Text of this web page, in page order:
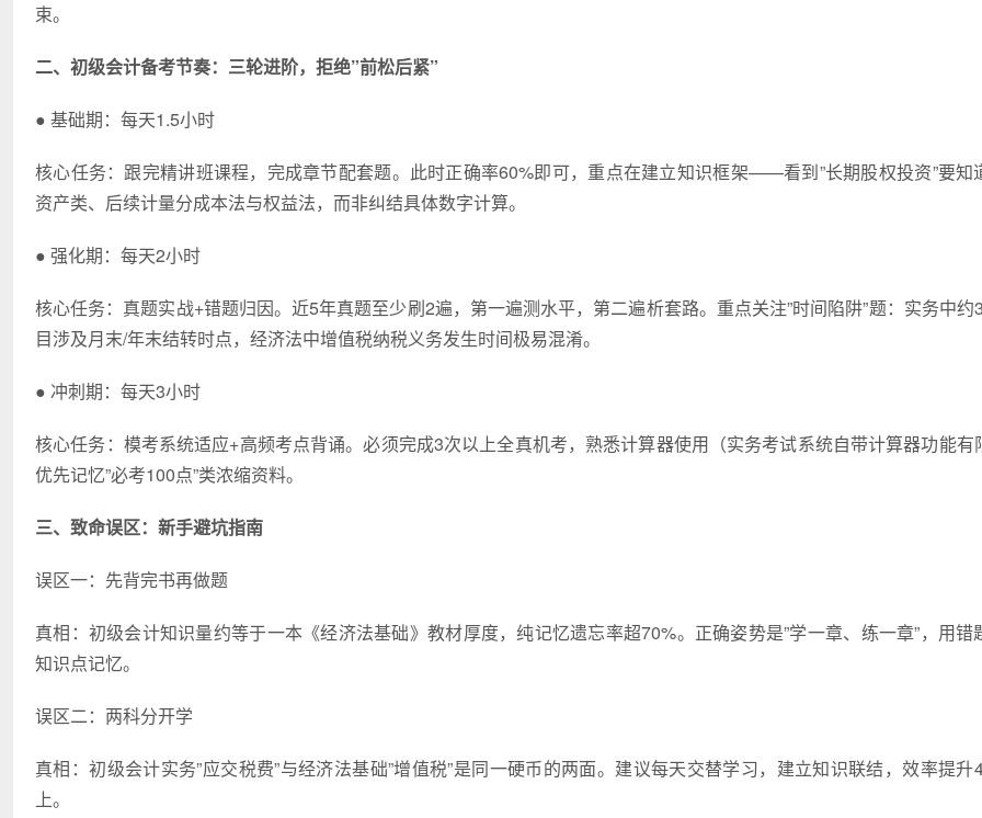
束。
二、初级会计备考节奏：三轮进阶，拒绝”前松后紧”
● 基础期：每天1.5小时
核心任务：跟完精讲班课程，完成章节配套题。此时正确率60%即可，重点在建立知识框架——看到”长期股权投资”要知
资产类、后续计量分成本法与权益法，而非纠结具体数字计算。
● 强化期：每天2小时
核心任务：真题实战+错题归因。近5年真题至少刷2遍，第一遍测水平，第二遍析套路。重点关注”时间陷阱”题：实务中约
目涉及月末/年末结转时点，经济法中增值税纳税义务发生时间极易混淆。
● 冲刺期：每天3小时
核心任务：模考系统适应+高频考点背诵。必须完成3次以上全真机考，熟悉计算器使用（实务考试系统自带计算器功能有
优先记忆”必考100点”类浓缩资料。
三、致命误区：新手避坑指南
误区一：先背完书再做题
真相：初级会计知识量约等于一本《经济法基础》教材厚度，纯记忆遗忘率超70%。正确姿势是”学一章、练一章”，用错
知识点记忆。
误区二：两科分开学
真相：初级会计实务”应交税费”与经济法基础”增值税”是同一硬币的两面。建议每天交替学习，建立知识联结，效率提升
上。